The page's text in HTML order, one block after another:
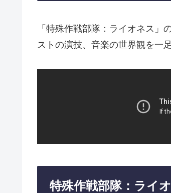
「特殊作戦部隊：ライオネス
ストの演技、音楽の世界観を一
特殊作戦部隊：ライ